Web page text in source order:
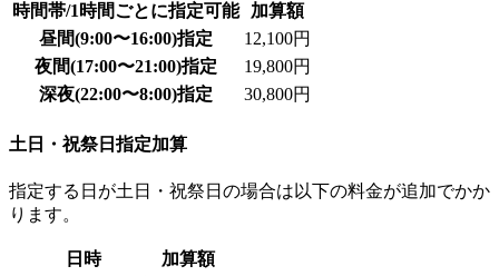
時間帯/1時間ごとに指定可能
加算額
昼間(9:00〜16:00)指定
12,100円
夜間(17:00〜21:00)指定
19,800円
深夜(22:00〜8:00)指定 30,800円
土日・祝祭日指定加算
指定する日が土日・祝祭日の場合は以下の料金が追加でかか
ります。
日時
加算額